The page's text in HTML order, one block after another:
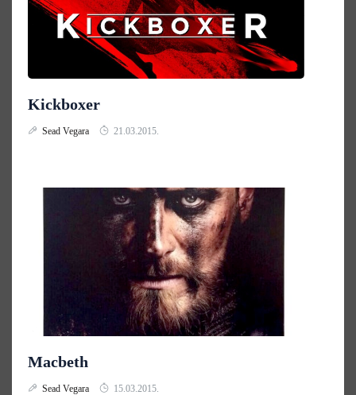
Kickboxer
Sead Vegara 21.03.2015.
Macbeth
Sead Vegara 15.03.2015.